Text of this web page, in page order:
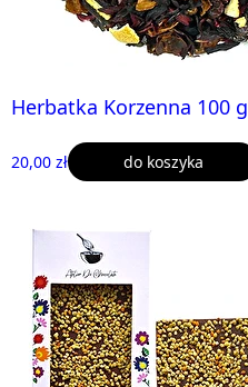
Herbatka Korzenna 100 g
20,00 zł do koszyka